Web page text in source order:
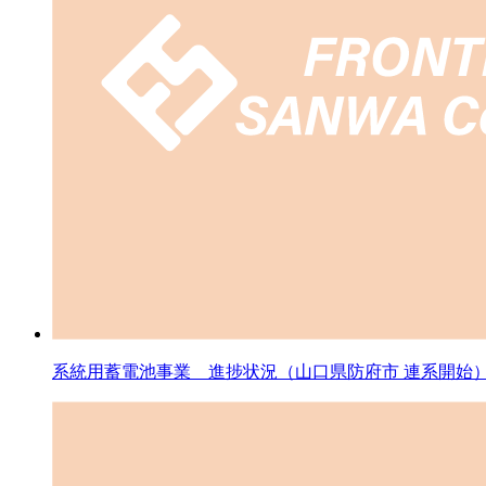
系統用蓄電池事業 進捗状況（山口県防府市 連系開始